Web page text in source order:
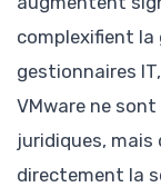
complexifient la
gestionnaires
VMware ne
juridiques,
directement la